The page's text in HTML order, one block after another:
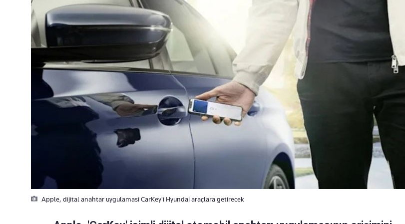
Apple, dijital anahtar uygulamasi CarKey'i Hyundai araçlara getirecek